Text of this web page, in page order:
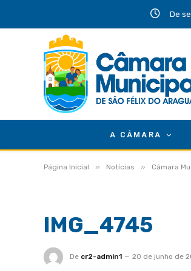
De
A CÂMARA
Página Inicial » Notícias » Câmara
IMG_4745
De cr2-admin1 20 de junho de